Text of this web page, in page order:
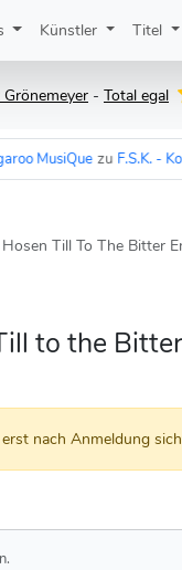
Künstler Titel
- Total egal
MusiQue zu F.S.K. -
Till To The Bitter
to the
nach Anmeldung